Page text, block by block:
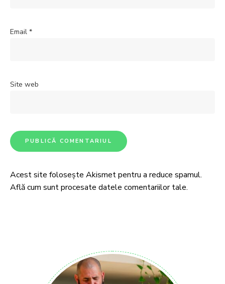
Email *
Site web
Acest site folosește Akismet pentru a reduce spamul.
Află cum sunt procesate datele comentariilor tale.